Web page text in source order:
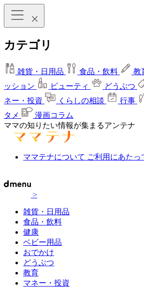
カテゴリ
雑貨・日用品 食品・飲料 教
ッション
ビューティ どうぶつ
ネー・投資
くらしの相談 行事
タメ
漫画コラム
ママの知りたい情報が集まるアンテナ
ママテナについて ご利用にあたっ
>
雑貨・日用品
食品・飲料
健康
ベビー用品
おでかけ
どうぶつ
教育
マネー・投資